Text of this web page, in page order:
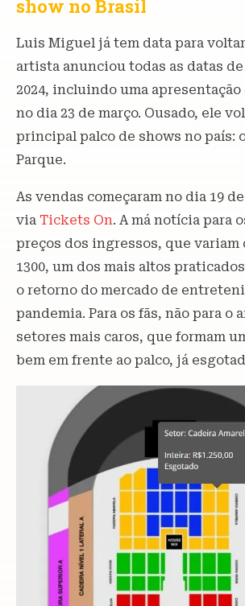
show no Brasil
Luis Miguel já tem data para voltar
artista anunciou todas as datas
2024, incluindo uma apresentação
no dia 23 de março. Ousado, ele
principal palco de shows no país:
Parque.
As vendas começaram no dia 19
via Tickets On. A má notícia para
preços dos ingressos, que variam
1300, um dos mais altos
o retorno do mercado de
pandemia. Para os fãs, não para o
setores mais caros, que formam
bem em frente ao palco, já